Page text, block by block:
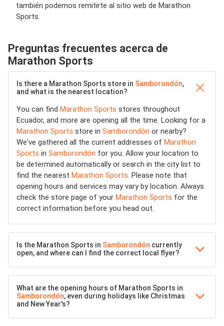
también podemos remitirte al sitio web de Marathon
Sports.
Preguntas frecuentes acerca de
Marathon Sports
Is there a Marathon Sports store in Samborondón,
and what is the nearest location?
You can find Marathon Sports stores throughout
Ecuador, and more are opening all the time. Looking for a
Marathon Sports store in Samborondón or nearby?
We've gathered all the current addresses of Marathon
Sports in Samborondón for you. Allow your location to
be determined automatically or search in the city list to
find the nearest Marathon Sports. Please note that
opening hours and services may vary by location. Always
check the store page of your Marathon Sports for the
correct information before you head out.
Is the Marathon Sports in Samborondón currently
open, and where can I find the correct local flyer?
What are the opening hours of Marathon Sports in
Samborondón, even during holidays like Christmas
and New Year's?